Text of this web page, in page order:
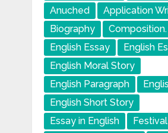
Anuched
Application
Biography
Composition.
English Essay
English
English Moral Story
English Paragraph
English Short Story
Essay in English